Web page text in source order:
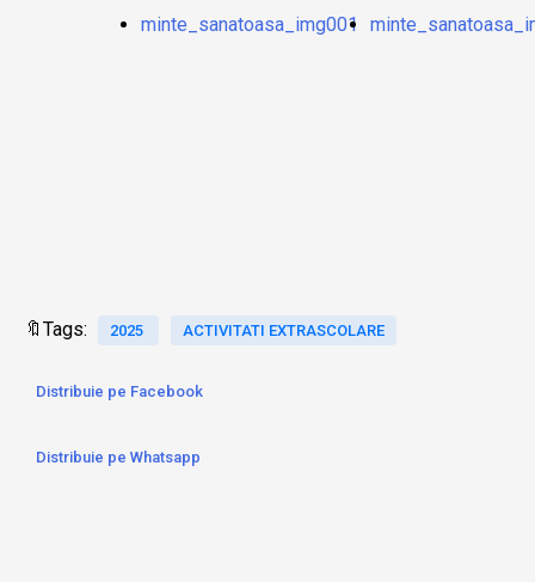
🔖Tags: 2025 ACTIVITATI EXTRASCOLARE
Distribuie pe Facebook
Distribuie pe Whatsapp